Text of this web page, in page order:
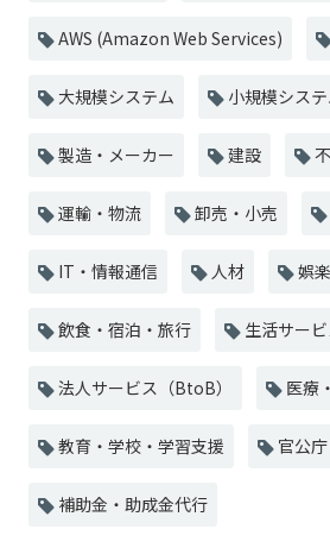
AWS (Amazon Web Services)
大規模システム 小規模シス
製造・メーカー 建設
運輸・物流 卸売・小売
IT・情報通信 人材 娯
飲食・宿泊・旅行 生活サービ
法人サービス（BtoB） 医療
教育・学校・学習支援 官公
補助金・助成金代行